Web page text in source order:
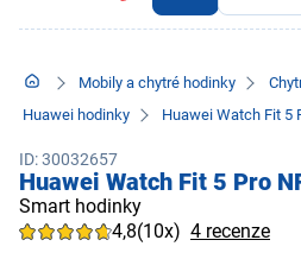
Mobily a chytré hodinky
Huawei hodinky
Huawei Watch Fit 5
ID: 30032657
Huawei Watch Fit 5 Pro
Smart hodinky
4,8(10x) 4 recenze